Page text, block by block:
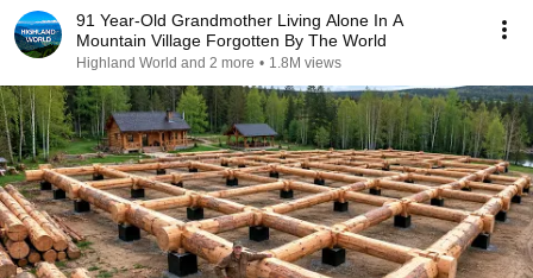
91 Year-Old Grandmother Living Alone In A
Mountain Village Forgotten By The World
Highland World and 2 more • 1.8M views